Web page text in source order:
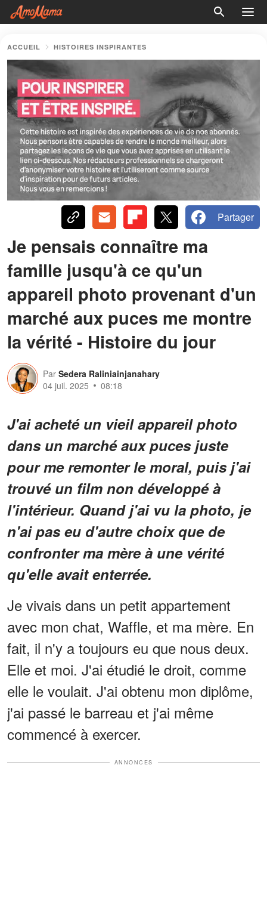
ACCUEIL HISTOIRES INSPIRANTES
Partager
Je pensais connaître ma
famille jusqu'à ce qu'un
appareil photo provenant d'un
marché aux puces me montre
la vérité - Histoire du jour
Par Sedera Raliniainjanahary
04 juil. 2025
08:18
J'ai acheté un vieil appareil photo
dans un marché aux puces juste
pour me remonter le moral, puis j'ai
trouvé un film non développé à
l'intérieur. Quand j'ai vu la photo, je
n'ai pas eu d'autre choix que de
confronter ma mère à une vérité
qu'elle avait enterrée.
Je vivais dans un petit appartement
avec mon chat, Waffle, et ma mère. En
fait, il n'y a toujours eu que nous deux.
Elle et moi. J'ai étudié le droit, comme
elle le voulait. J'ai obtenu mon diplôme,
j'ai passé le barreau et j'ai même
commencé à exercer.
ANNONCES